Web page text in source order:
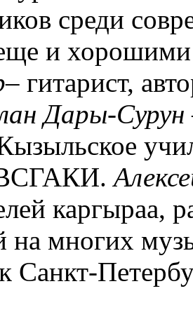
среди
еще и
– гитарист,
Дары-Сурун
каргыраа,
многих
Санкт-